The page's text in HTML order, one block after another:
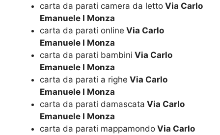
carta da parati camera da letto Via Carlo
Emanuele I Monza
carta da parati online Via Carlo
Emanuele I Monza
carta da parati bambini Via Carlo
Emanuele I Monza
carta da parati a righe Via Carlo
Emanuele I Monza
carta da parati damascata Via Carlo
Emanuele I Monza
carta da parati mappamondo Via Carlo